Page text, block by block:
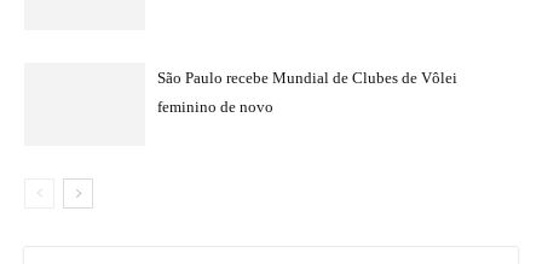
São Paulo recebe Mundial de Clubes de Vôlei
feminino de novo